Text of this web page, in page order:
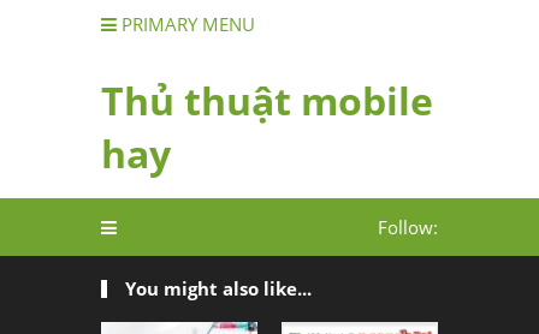
PRIMARY MENU
Thủ thuật mobile
hay
Follow:
You might also like...